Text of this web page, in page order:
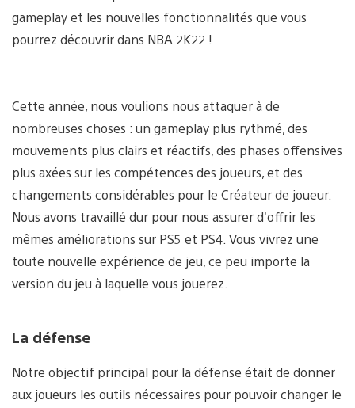
gameplay et les nouvelles fonctionnalités que vous
pourrez découvrir dans NBA 2K22 !
Cette année, nous voulions nous attaquer à de
nombreuses choses : un gameplay plus rythmé, des
mouvements plus clairs et réactifs, des phases offensives
plus axées sur les compétences des joueurs, et des
changements considérables pour le Créateur de joueur.
Nous avons travaillé dur pour nous assurer d’offrir les
mêmes améliorations sur PS5 et PS4. Vous vivrez une
toute nouvelle expérience de jeu, ce peu importe la
version du jeu à laquelle vous jouerez.
La défense
Notre objectif principal pour la défense était de donner
aux joueurs les outils nécessaires pour pouvoir changer le